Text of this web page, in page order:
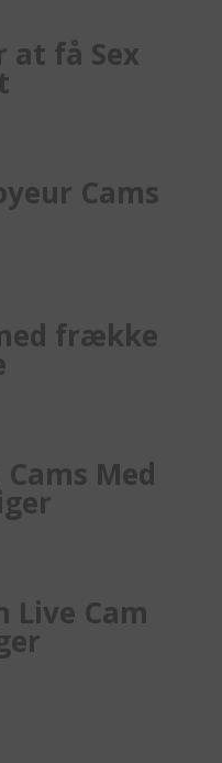
at få Sex
Cams
frække
Med
Live Cam